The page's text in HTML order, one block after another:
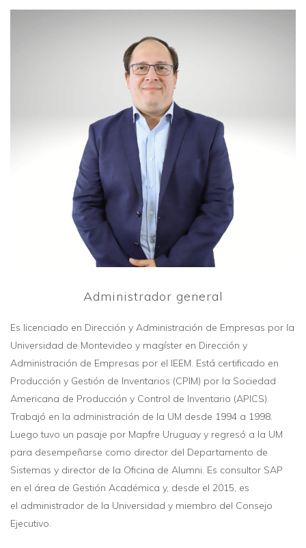
Administrador general
Es licenciado en Dirección y Administración de Empresas por la
Universidad de Montevideo y magíster en Dirección y
Administración de Empresas por el IEEM. Está certificado en
Producción y Gestión de Inventarios (CPIM) por la Sociedad
Americana de Producción y Control de Inventario (APICS).
Trabajó en la administración de la UM desde 1994 a 1998.
Luego tuvo un pasaje por Mapfre Uruguay y regresó a la UM
para desempeñarse como director del Departamento de
Sistemas y director de la Oficina de Alumni. Es consultor SAP
en el área de Gestión Académica y, desde el 2015, es
el administrador de la Universidad y miembro del Consejo
Ejecutivo.